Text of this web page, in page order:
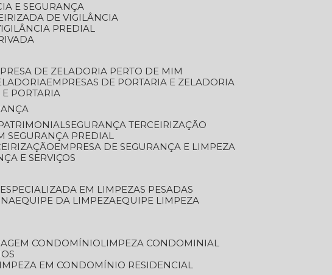
E SEGURANÇA
DE VIGILÂNCIA
PREDIAL
DE ZELADORIA PERTO DE MIM
EMPRESAS DE PORTARIA E ZELADORIA
E PORTARIA
SEGURANÇA TERCEIRIZAÇÃO
SEGURANÇA PREDIAL
EMPRESA DE SEGURANÇA E LIMPEZA
E SERVIÇOS
ESPECIALIZADA EM LIMPEZAS PESADAS
EQUIPE DA LIMPEZA EQUIPE LIMPEZA
CONDOMÍNIO
LIMPEZA CONDOMINIAL
LIMPEZA EM CONDOMÍNIO RESIDENCIAL